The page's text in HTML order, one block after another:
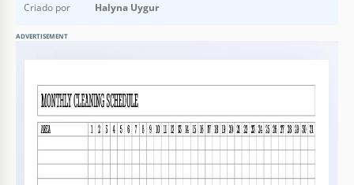
Criado por
Halyna Uygur
ADVERTISEMENT